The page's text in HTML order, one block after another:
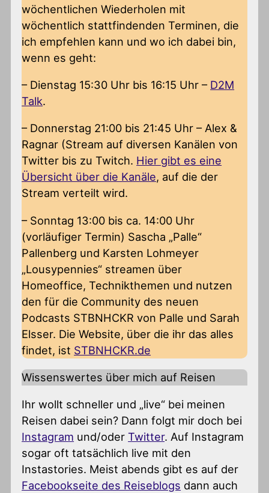
wöchentlichen Wiederholen mit
wöchentlich stattfindenden Terminen, die
ich empfehlen kann und wo ich dabei bin,
wenn es geht:
– Dienstag 15:30 Uhr bis 16:15 Uhr – D2M
Talk.
– Donnerstag 21:00 bis 21:45 Uhr – Alex &
Ragnar (Stream auf diversen Kanälen von
Twitter bis zu Twitch. Hier gibt es eine
Übersicht über die Kanäle, auf die der
Stream verteilt wird.
– Sonntag 13:00 bis ca. 14:00 Uhr
(vorläufiger Termin) Sascha „Palle“
Pallenberg und Karsten Lohmeyer
„Lousypennies“ streamen über
Homeoffice, Technikthemen und nutzen
den für die Community des neuen
Podcasts STBNHCKR von Palle und Sarah
Elsser. Die Website, über die ihr das alles
findet, ist STBNHCKR.de
Wissenswertes über mich auf Reisen
Ihr wollt schneller und „live“ bei meinen
Reisen dabei sein? Dann folgt mir doch bei
Instagram und/oderTwitter. Auf Instagram
sogar oft tatsächlich live mit den
Instastories. Meist abends gibt es auf der
Facebookseite des Reiseblogs dann auch